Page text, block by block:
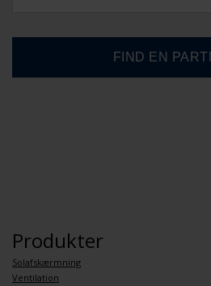
Produkter
Solafskærmning
Ventilation